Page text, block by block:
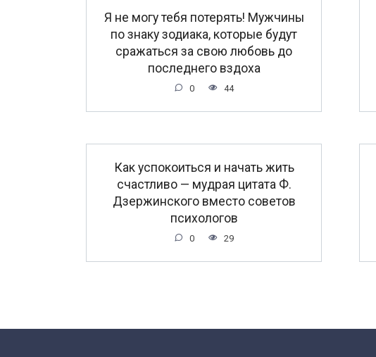
Я не могу тебя потерять! Мужчины
по знаку зодиака, которые будут
сражаться за свою любовь до
последнего вздоха
0 44
Как успокоиться и начать жить
счастливо — мудрая цитата Ф.
Дзержинского вместо советов
психологов
0 29